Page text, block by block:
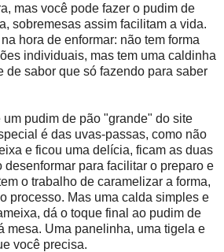
mas você pode fazer o pudim de
sobremesas assim facilitam a vida.
hora de enformar: não tem forma
individuais, mas tem uma caldinha
de sabor que só fazendo para saber
pudim de pão "grande" do site
é das uvas-passas, como não
e ficou uma delícia, ficam as duas
desenformar para facilitar o preparo e
o trabalho de caramelizar a forma,
processo. Mas uma calda simples e
dá o toque final ao pudim de
mesa. Uma panelinha, uma tigela e
você precisa.